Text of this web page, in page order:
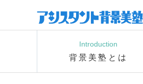
Introduction
背景美塾とは